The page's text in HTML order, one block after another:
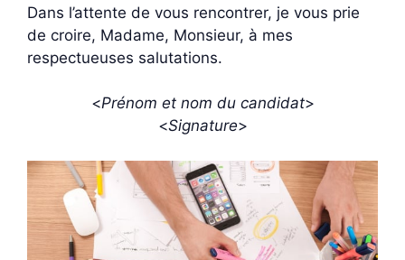
Dans l’attente de vous rencontrer, je vous prie
de croire, Madame, Monsieur, à mes
respectueuses salutations.
<Prénom et nom du candidat>
<Signature>